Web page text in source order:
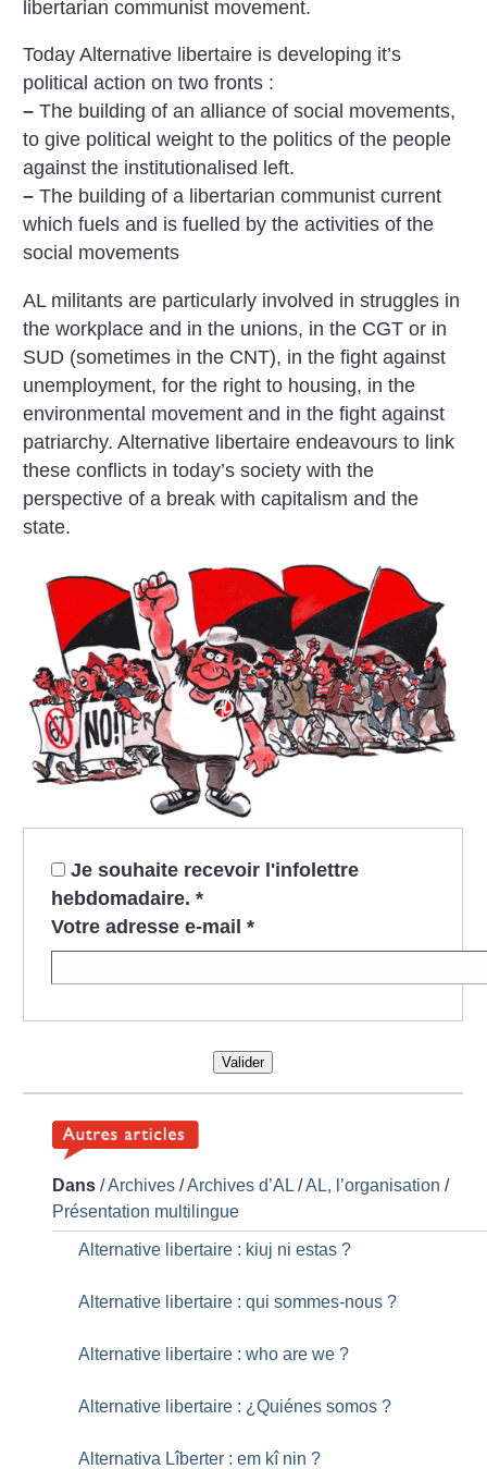
libertarian communist movement.
Today Alternative libertaire is developing it’s
political action on two fronts :
– The building of an alliance of social movements,
to give political weight to the politics of the people
against the institutionalised left.
– The building of a libertarian communist current
which fuels and is fuelled by the activities of the
social movements
AL militants are particularly involved in struggles in
the workplace and in the unions, in the CGT or in
SUD (sometimes in the CNT), in the fight against
unemployment, for the right to housing, in the
environmental movement and in the fight against
patriarchy. Alternative libertaire endeavours to link
these conflicts in today’s society with the
perspective of a break with capitalism and the
state.
Je souhaite recevoir l'infolettre
hebdomadaire. *
Votre adresse e-mail *
Valider
Dans /Archives /Archives d’AL /AL, l’organisation /
Présentation multilingue
Alternative libertaire : kiuj ni estas ?
Alternative libertaire : qui sommes-nous ?
Alternative libertaire : who are we ?
Alternative libertaire : ¿Quiénes somos ?
Alternativa Lîberter : em kî nin ?